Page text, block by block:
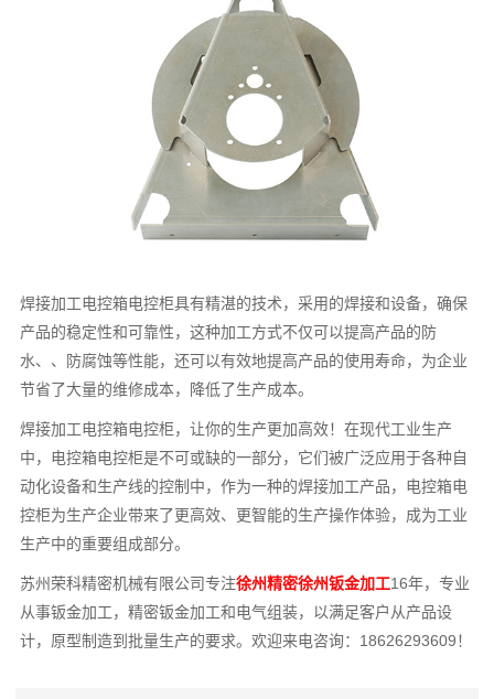
焊接加工电控箱电控柜具有精湛的技术，采用的焊接和设备，确保
产品的稳定性和可靠性，这种加工方式不仅可以提高产品的防
水、、防腐蚀等性能，还可以有效地提高产品的使用寿命，为企业
节省了大量的维修成本，降低了生产成本。
焊接加工电控箱电控柜，让你的生产更加高效！在现代工业生产
中，电控箱电控柜是不可或缺的一部分，它们被广泛应用于各种自
动化设备和生产线的控制中，作为一种的焊接加工产品，电控箱电
控柜为生产企业带来了更高效、更智能的生产操作体验，成为工业
生产中的重要组成部分。
苏州荣科精密机械有限公司专注徐州精密徐州钣金加工16年，专业
从事钣金加工，精密钣金加工和电气组装，以满足客户从产品设
计，原型制造到批量生产的要求。欢迎来电咨询：18626293609！